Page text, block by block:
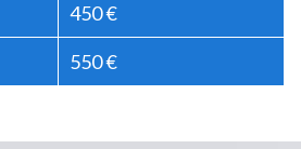
450 €
550 €